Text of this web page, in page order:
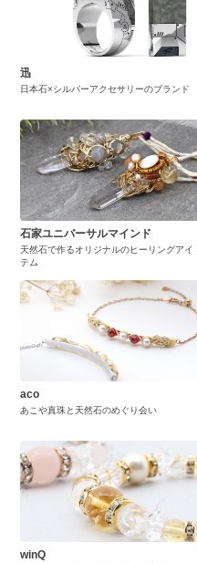
迅
日本石×シルバーアクセサリーのブランド
石家ユニバーサルマインド
天然石で作るオリジナルのヒーリングアイ
テム
aco
あこや真珠と天然石のめぐり会い
winQ